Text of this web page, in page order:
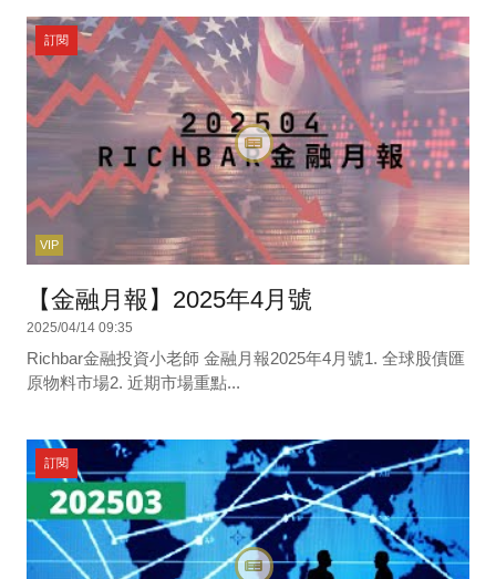
VIP
訂閱
【金融月報】2025年4月號
2025/04/14 09:35
Richbar金融投資小老師 金融月報2025年4月號1. 全球股債匯
原物料市場2. 近期市場重點...
訂閱